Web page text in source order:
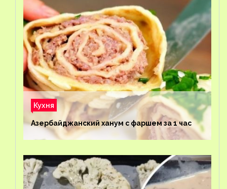
Кухня
Азербайджанский ханум с фаршем за 1 час